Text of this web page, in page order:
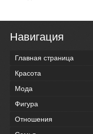
Навигация
Главная страница
Красота
Мода
Фигура
Отношения